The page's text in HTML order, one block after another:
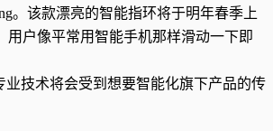
。该款漂亮的智能指环将于明年春季上
户像平常用智能手机那样滑动一下即
业技术将会受到想要智能化旗下产品的传